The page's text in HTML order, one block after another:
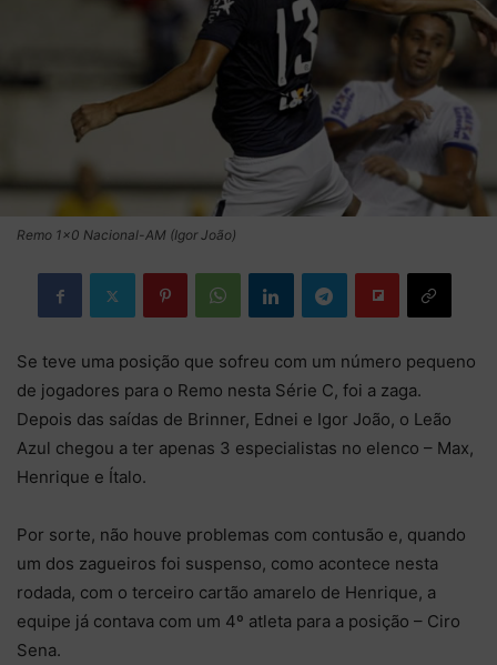
Remo 1x0 Nacional-AM (Igor João)
Se teve uma posição que sofreu com um número pequeno
de jogadores para o Remo nesta Série C, foi a zaga.
Depois das saídas de Brinner, Ednei e Igor João, o Leão
Azul chegou a ter apenas 3 especialistas no elenco – Max,
Henrique e Ítalo.
Por sorte, não houve problemas com contusão e, quando
um dos zagueiros foi suspenso, como acontece nesta
rodada, com o terceiro cartão amarelo de Henrique, a
equipe já contava com um 4º atleta para a posição – Ciro
Sena.